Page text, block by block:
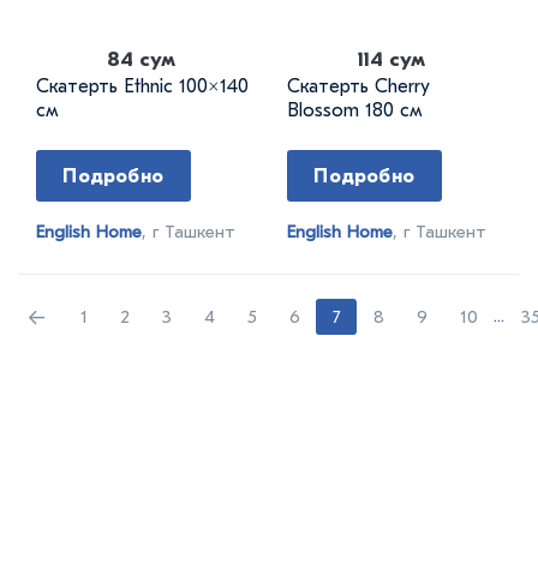
84 сум
Скатерть Ethnic 100×140
см
Подробно
English Home, г Ташкент
114 сум
Скатерть Cherry
Blossom 180 см
Подробно
English Home, г Ташкент
← 1 2 3 4 5 6 7 8 9 10 ...